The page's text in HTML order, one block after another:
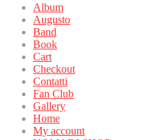
Album
Augusto
Band
Book
Cart
Checkout
Contatti
Fan Club
Gallery
Home
My account